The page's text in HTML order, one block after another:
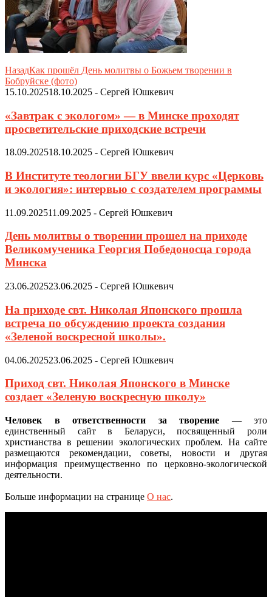
НазадКак прошёл День молитвы о Божьем творении в
Бобруйске (фото)
15.10.202518.10.2025 - Сергей Юшкевич
«Завтрак с экологом» — в Минске проходят
просветительские приходские встречи
18.09.202518.10.2025 - Сергей Юшкевич
В Институте теологии БГУ ввели курс «Церковь
и экология»: интервью с создателем программы
11.09.202511.09.2025 - Сергей Юшкевич
День молитвы о творении прошел на приходе
Великомученика Георгия Победоносца города
Минска
23.06.202523.06.2025 - Сергей Юшкевич
На приходе свт. Николая Японского прошла
встреча по обсуждению проекта создания
«Зеленой воскресной школы».
04.06.202523.06.2025 - Сергей Юшкевич
Приход свт. Николая Японского в Минске
создает «Зеленую воскресную школу»
Человек в ответственности за творение — это
единственный сайт в Беларуси, посвященный роли
христианства в решении экологических проблем. На сайте
размещаются рекомендации, советы, новости и другая
информация преимущественно по церковно-экологической
деятельности.
Больше информации на странице О нас.